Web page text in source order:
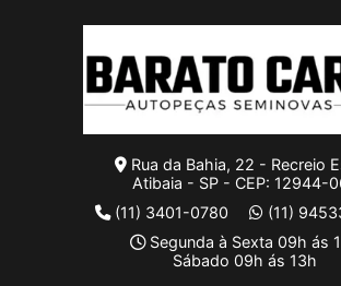
Rua da Bahia, 22 - Recreio
Atibaia - SP - CEP: 12944-
(11) 3401-0780
(11)
Segunda à Sexta 09h ás
Sábado 09h ás 13h